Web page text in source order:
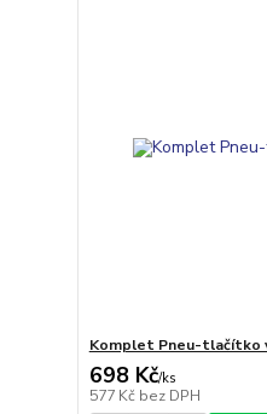
Komplet Pneu-tlačítko
698 Kč/ks
577 Kč bez DPH